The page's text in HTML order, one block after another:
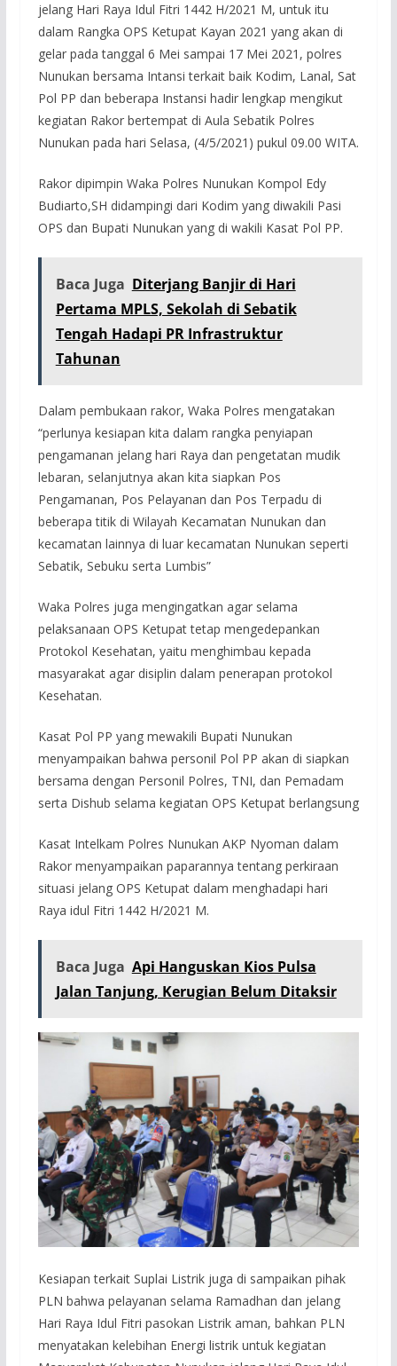
jelang Hari Raya Idul Fitri 1442 H/2021 M, untuk itu
dalam Rangka OPS Ketupat Kayan 2021 yang akan di
gelar pada tanggal 6 Mei sampai 17 Mei 2021, polres
Nunukan bersama Intansi terkait baik Kodim, Lanal, Sat
Pol PP dan beberapa Instansi hadir lengkap mengikut
kegiatan Rakor bertempat di Aula Sebatik Polres
Nunukan pada hari Selasa, (4/5/2021) pukul 09.00 WITA.
Rakor dipimpin Waka Polres Nunukan Kompol Edy
Budiarto,SH didampingi dari Kodim yang diwakili Pasi
OPS dan Bupati Nunukan yang di wakili Kasat Pol PP.
Baca Juga Diterjang Banjir di Hari
Pertama MPLS, Sekolah di Sebatik
Tengah Hadapi PR Infrastruktur
Tahunan
Dalam pembukaan rakor, Waka Polres mengatakan
“perlunya kesiapan kita dalam rangka penyiapan
pengamanan jelang hari Raya dan pengetatan mudik
lebaran, selanjutnya akan kita siapkan Pos
Pengamanan, Pos Pelayanan dan Pos Terpadu di
beberapa titik di Wilayah Kecamatan Nunukan dan
kecamatan lainnya di luar kecamatan Nunukan seperti
Sebatik, Sebuku serta Lumbis”
Waka Polres juga mengingatkan agar selama
pelaksanaan OPS Ketupat tetap mengedepankan
Protokol Kesehatan, yaitu menghimbau kepada
masyarakat agar disiplin dalam penerapan protokol
Kesehatan.
Kasat Pol PP yang mewakili Bupati Nunukan
menyampaikan bahwa personil Pol PP akan di siapkan
bersama dengan Personil Polres, TNI, dan Pemadam
serta Dishub selama kegiatan OPS Ketupat berlangsung
Kasat Intelkam Polres Nunukan AKP Nyoman dalam
Rakor menyampaikan paparannya tentang perkiraan
situasi jelang OPS Ketupat dalam menghadapi hari
Raya idul Fitri 1442 H/2021 M.
Baca Juga Api Hanguskan Kios Pulsa
Jalan Tanjung, Kerugian Belum Ditaksir
Kesiapan terkait Suplai Listrik juga di sampaikan pihak
PLN bahwa pelayanan selama Ramadhan dan jelang
Hari Raya Idul Fitri pasokan Listrik aman, bahkan PLN
menyatakan kelebihan Energi listrik untuk kegiatan